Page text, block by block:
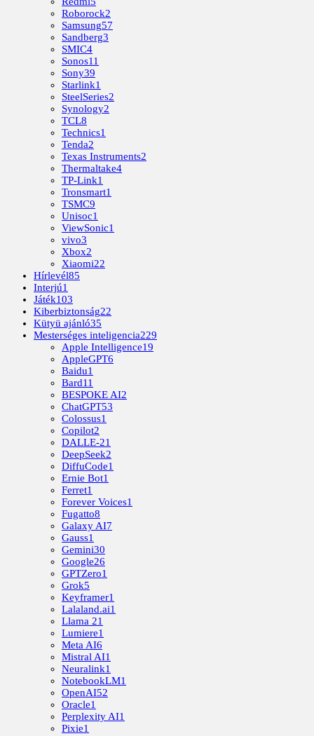
Roborock2
Samsung57
Sandberg3
SMIC4
Sonos11
Sony39
Starlink1
SteelSeries2
Synology2
TCL8
Technics1
Tenda2
Texas Instruments2
Thermaltake4
TP-Link1
Tronsmart1
TSMC9
Unisoc1
ViewSonic1
vivo3
Xbox2
Xiaomi22
Hírlevél85
Interjú1
Játék103
Kiberbiztonság22
Kütyü ajánló35
Mesterséges inteligencia229
Apple Intelligence19
AppleGPT6
Baidu1
Bard11
BESPOKE AI2
ChatGPT53
Colossus1
Copilot2
DALLE-21
DeepSeek2
DiffuCode1
Ernie Bot1
Ferret1
Forever Voices1
Fugatto8
Galaxy AI7
Gauss1
Gemini30
Google26
GPTZero1
Grok5
Keyframer1
Lalaland.ai1
Llama 21
Lumiere1
Meta AI6
Mistral AI1
Neuralink1
NotebookLM1
OpenAI52
Oracle1
Perplexity AI1
Pixie1